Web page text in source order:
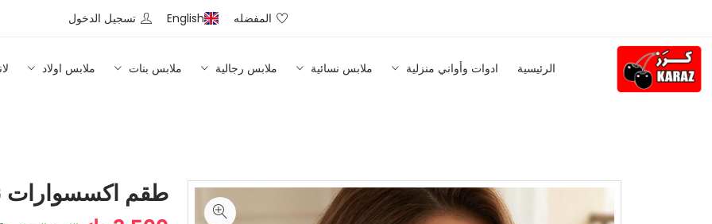
المفضله English تسجيل الدخول
الرئيسية ادوات وأواني منزلية ملابس نسائية ملابس رجالية ملابس بنات ملابس اولاد
طقم اكسسوارات